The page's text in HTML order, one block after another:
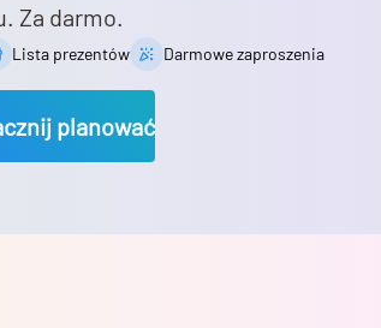
Za darmo.
Lista prezentów Darmowe zaproszenia
planować